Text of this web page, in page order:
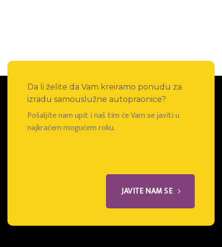
Da li želite da Vam kreiramo ponudu za
izradu samouslužne autopraonice?
Pošaljite nam upit i naš tim će Vam se javiti u
najkraćem mogućem roku.
JAVITE NAM SE